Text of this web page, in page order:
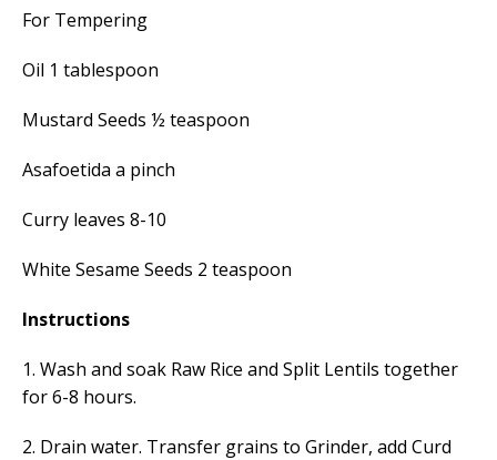
For Tempering
Oil 1 tablespoon
Mustard Seeds ½ teaspoon
Asafoetida a pinch
Curry leaves 8-10
White Sesame Seeds 2 teaspoon
Instructions
1. Wash and soak Raw Rice and Split Lentils together
for 6-8 hours.
2. Drain water. Transfer grains to Grinder, add Curd